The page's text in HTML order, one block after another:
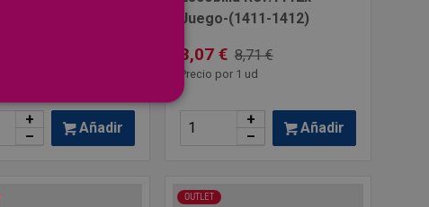
+
–
Añadir
Juego-(1411-1412)
3,07 € 8,71 €
Precio por 1 ud
+
–
Añadir
OUTLET